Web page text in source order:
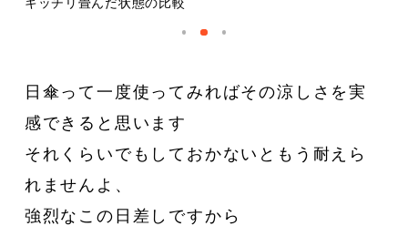
日傘って一度使ってみればその涼しさを実
感できると思います
それくらいでもしておかないともう耐えら
れませんよ、
強烈なこの日差しですから